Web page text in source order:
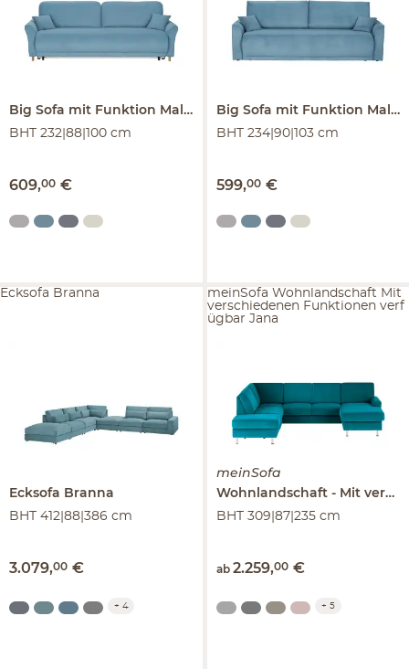
Big Sofa mit Funktion Malyn II
BHT 232|88|100 cm
609,00 €
Big Sofa mit Funktion Malyn
BHT 234|90|103 cm
599,00 €
Ecksofa Branna
BHT 412|88|386 cm
3.079,00 €
Ecksofa Branna
+ 4
meinSofa
Wohnlandschaft
Mit verschiedenen Funktionen verfügbar
BHT 309|87|235 cm
ab 2.259,00 €
meinSofa Wohnlandschaft Mit
verschiedenen Funktionen verf
ügbar Jana
+ 5